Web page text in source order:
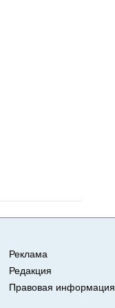
Реклама
Редакция
Правовая информация